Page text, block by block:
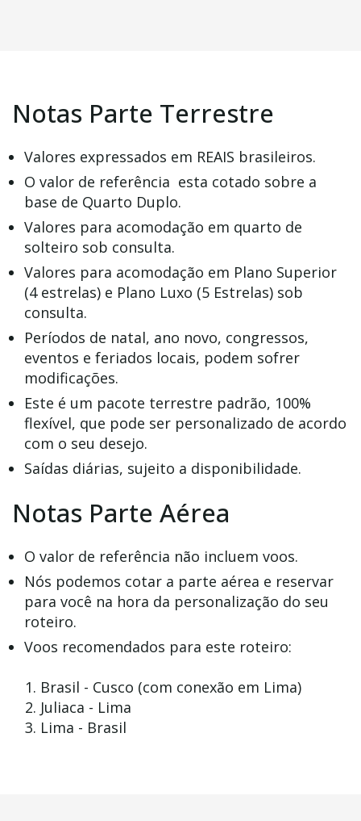
Notas Parte Terrestre
Valores expressados em REAIS brasileiros.
O valor de referência esta cotado sobre a
base de Quarto Duplo.
Valores para acomodação em quarto de
solteiro sob consulta.
Valores para acomodação em Plano Superior
(4 estrelas) e Plano Luxo (5 Estrelas) sob
consulta.
Períodos de natal, ano novo, congressos,
eventos e feriados locais, podem sofrer
modificações.
Este é um pacote terrestre padrão, 100%
flexível, que pode ser personalizado de acordo
com o seu desejo.
Saídas diárias, sujeito a disponibilidade.
Notas Parte Aérea
O valor de referência não incluem voos.
Nós podemos cotar a parte aérea e reservar
para você na hora da personalização do seu
roteiro.
Voos recomendados para este roteiro:
Brasil - Cusco (com conexão em Lima)
Juliaca - Lima
Lima - Brasil